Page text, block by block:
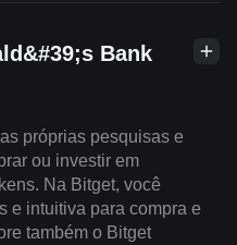
Bank
próprias pesquisas e
ou investir em
Na Bitget, você
e intuitiva para compra e
também o Bitget